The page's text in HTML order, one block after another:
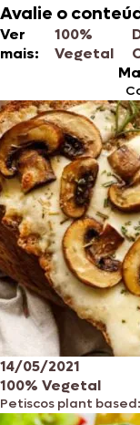
Avalie o
Ver
mais:
100%
Vegetal
14/05/2021
100% Vegetal
Petiscos plant